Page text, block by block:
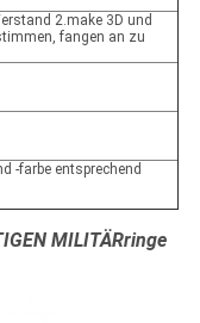
2.make 3D und
fangen an zu
-farbe entsprechend
MILITÄRringe